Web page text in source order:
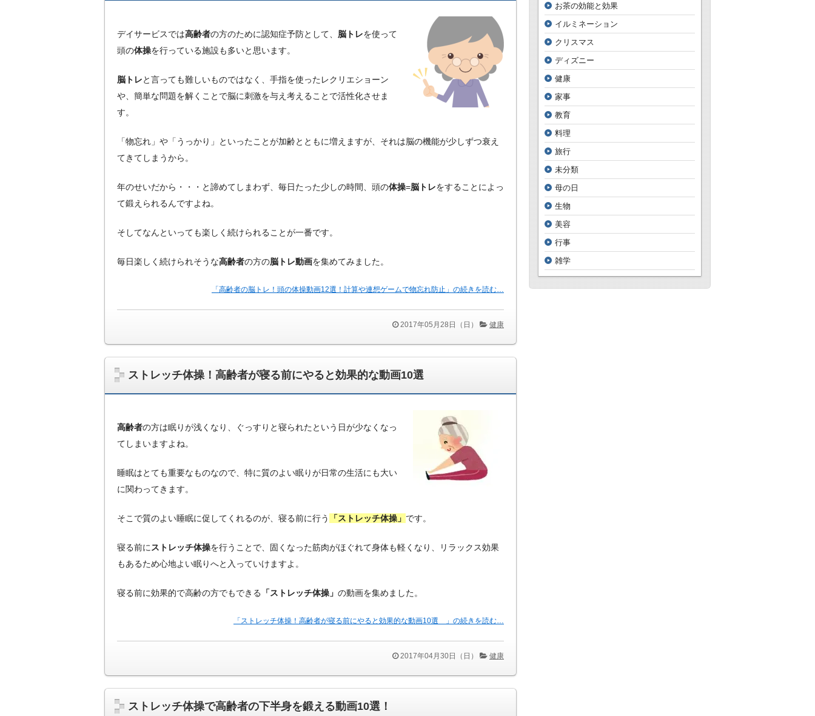
デイサービスでは高齢者の方のために認知症予防として、 脳トレを使って
頭の体操を行っている施設も多いと思います。
脳トレと言っても難しいものではなく、手指を使ったレクリエショーン
や、簡単な問題を解くことで脳に刺激を与え考えることで活性化させま
す。
「物忘れ」や「うっかり」といったことが加齢とともに増えますが、それは脳の機能が少しずつ衰え
てきてしまうから。
年のせいだから・・・と諦めてしまわず、毎日たった少しの時間、頭の体操=脳トレをすることによっ
て鍛えられるんですよね。
そしてなんといっても楽しく続けられることが一番です。
毎日楽しく続けられそうな高齢者の方の脳トレ動画を集めてみました。
「高齢者の脳トレ！頭の体操動画12選！計算や連想ゲームで物忘れ防止」の続きを読む…
2017年05月28日（日） 健康
ストレッチ体操！高齢者が寝る前にやると効果的な動画10選
高齢者の方は眠りが浅くなり、ぐっすりと寝られたという日が少なくなっ
てしまいますよね。
睡眠はとても重要なものなので、特に質のよい眠りが日常の生活にも大い
に関わってきます。
そこで質のよい睡眠に促してくれるのが、寝る前に行う 「ストレッチ体操」 です。
寝る前に ストレッチ体操を行うことで、固くなった筋肉がほぐれて身体も軽くなり、リラックス効果
もあるため心地よい眠りへと入っていけますよ。
寝る前に効果的で高齢の方でもできる 「ストレッチ体操」 の動画を集めました。
「ストレッチ体操！高齢者が寝る前にやると効果的な動画10選 」の続きを読む…
2017年04月30日（日） 健康
ストレッチ体操で高齢者の下半身を鍛える動画10選！
お茶の効能と効果
イルミネーション
クリスマス
ディズニー
健康
家事
教育
料理
旅行
未分類
母の日
生物
美容
行事
雑学